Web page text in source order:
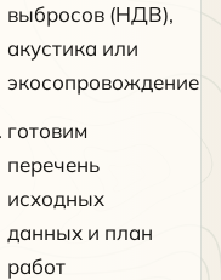
выбросов (НДВ),
акустика или
экосопровождение
готовим
перечень
исходных
данных и план
работ